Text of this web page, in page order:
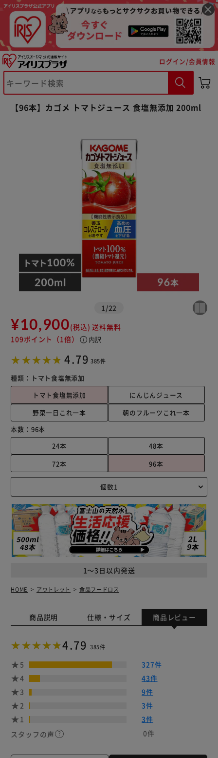
ログイン/会員情報
【96本】カゴメ トマトジュース 食塩無添加 200ml
1 /22
¥10,900(税込) 送料無料
109ポイント （1倍） info 内訳
4.79 385件
種類： トマト食塩無添加
トマト食塩無添加
にんじんジュース
野菜一日これ一本
朝のフルーツこれ一本
本数： 96本
24本
48本
72本
96本
1～3日以内発送
HOME アウトレット 食品フードロス
商品説明 仕様・サイズ 商品レビュー
4.79 385件
5
327件
4
43件
3
9件
2
3件
1
3件
スタッフの声
0件
※ご確認ください